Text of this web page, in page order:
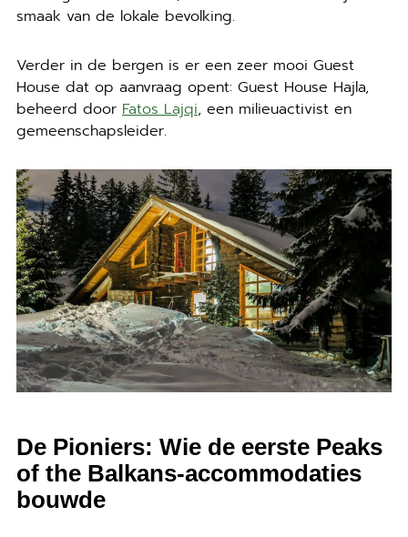
smaak van de lokale bevolking.
Verder in de bergen is er een zeer mooi Guest
House dat op aanvraag opent: Guest House Hajla,
beheerd door Fatos Lajqi, een milieuactivist en
gemeenschapsleider.
De Pioniers: Wie de eerste Peaks
of the Balkans-accommodaties
bouwde